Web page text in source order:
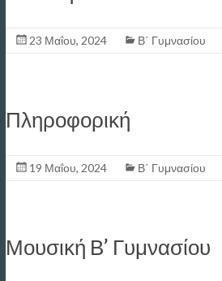
23 Μαΐου, 2024 Β΄ Γυμνασίου
Πληροφορική
19 Μαΐου, 2024 Β΄ Γυμνασίου
Μουσική Β’ Γυμνασίου